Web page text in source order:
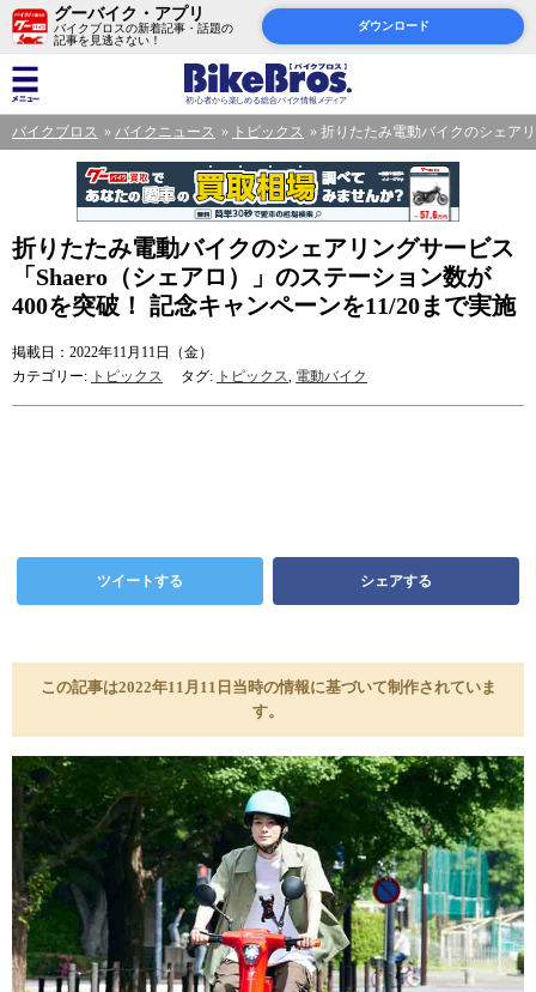
グーバイク・アプリ
バイクブロスの新着記事・話題の
記事を見逃さない！
ダウンロード
バイクブロス バイクニュース トピックス 折りたたみ電動バイクのシェア
折りたたみ電動バイクのシェアリングサービス
「Shaero（シェアロ）」のステーション数が
400を突破！ 記念キャンペーンを11/20まで実施
掲載日：2022年11月11日（金）
カテゴリー: トピックス タグ: トピックス, 電動バイク
ツイートする シェアする
この記事は2022年11月11日当時の情報に基づいて制作されていま
す。